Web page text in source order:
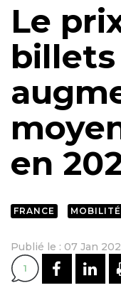
Le
billets
en
FRANCE MOBILITÉ
Publié le : 07 Jan
1